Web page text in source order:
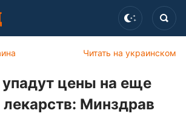
Читать на украинском
цены на еще
Минздрав